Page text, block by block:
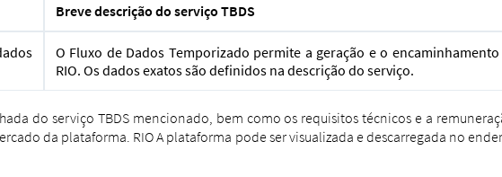
Breve descrição do serviço TBDS
O Fluxo de Dados Temporizado permite a geração e o
RIO. Os dados exatos são definidos na descrição do serviço.
do serviço TBDS mencionado, bem como os requisitos técnicos e a
da plataforma. RIO A plataforma pode ser visualizada e descarregada no